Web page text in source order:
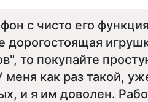
с чисто его
то покупайте
меня как раз такой,
и я им доволен.